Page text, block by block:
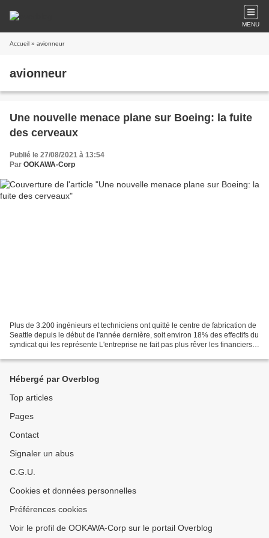
MENU
Accueil » avionneur
avionneur
Une nouvelle menace plane sur Boeing: la fuite
des cerveaux
Publié le 27/08/2021 à 13:54
Par OOKAWA-Corp
Plus de 3.200 ingénieurs et techniciens ont quitté le centre de fabrication de
Seattle depuis le début de l'année dernière, soit environ 18% des effectifs du
syndicat qui les représente L'entreprise ne fait pas plus rêver les financiers
Hébergé par Overblog
Top articles
Pages
Contact
Signaler un abus
C.G.U.
Cookies et données personnelles
Préférences cookies
Voir le profil de OOKAWA-Corp sur le portail Overblog